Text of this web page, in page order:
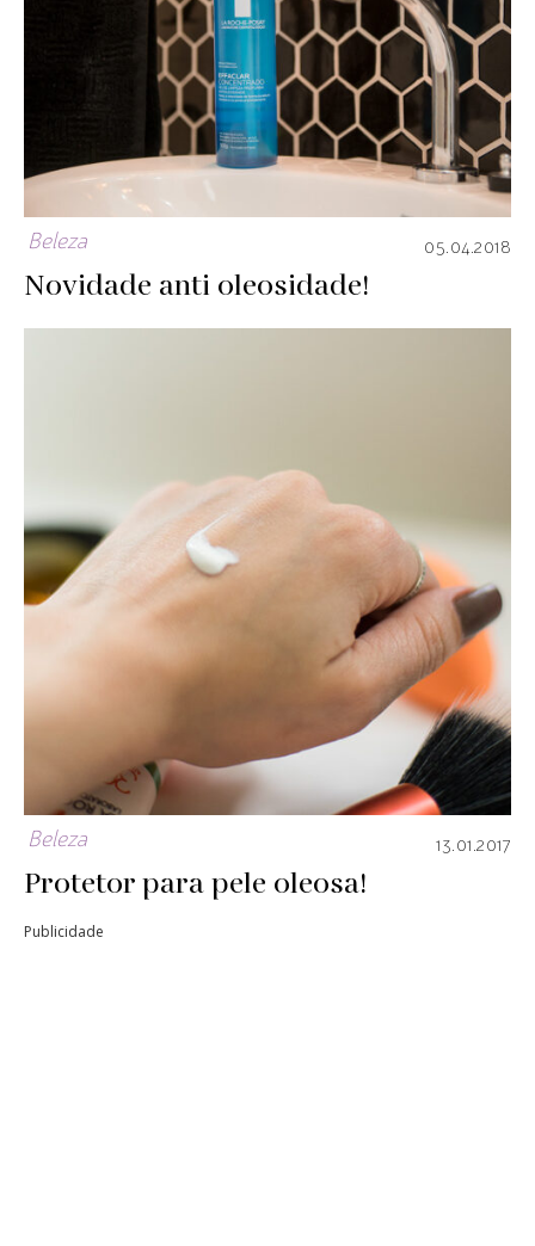
Beleza 05.04.2018
Novidade anti oleosidade!
Beleza 13.01.2017
Protetor para pele oleosa!
Publicidade